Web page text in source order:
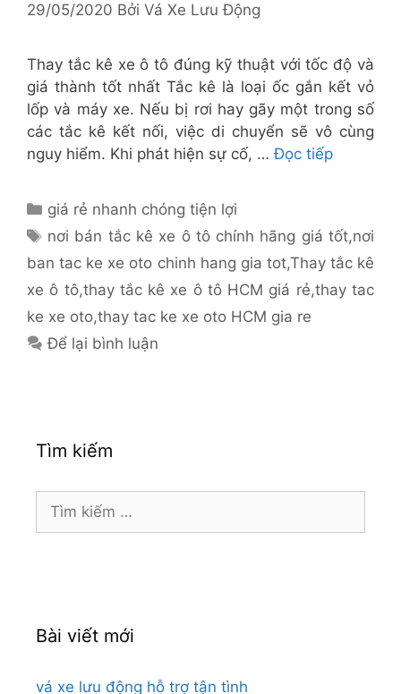
29/05/2020 Bởi Vá Xe Lưu Động
Thay tắc kê xe ô tô đúng kỹ thuật với tốc độ và
giá thành tốt nhất Tắc kê là loại ốc gắn kết vỏ
lốp và máy xe. Nếu bị rơi hay gãy một trong số
các tắc kê kết nối, việc di chuyển sẽ vô cùng
nguy hiểm. Khi phát hiện sự cố, …Đọc tiếp
Danh
mục
giá rẻ nhanh chóng tiện lợi
Thẻ
nơi bán tắc kê xe ô tô chính hãng giá tốt,nơi
ban tac ke xe oto chinh hang gia tot,Thay tắc kê
xe ô tô,thay tắc kê xe ô tô HCM giá rẻ,thay tac
ke xe oto,thay tac ke xe oto HCM gia re
Để lại bình luận
Tìm kiếm
Tìm
Bài viết mới
vá xe lưu động hỗ trợ tận tình